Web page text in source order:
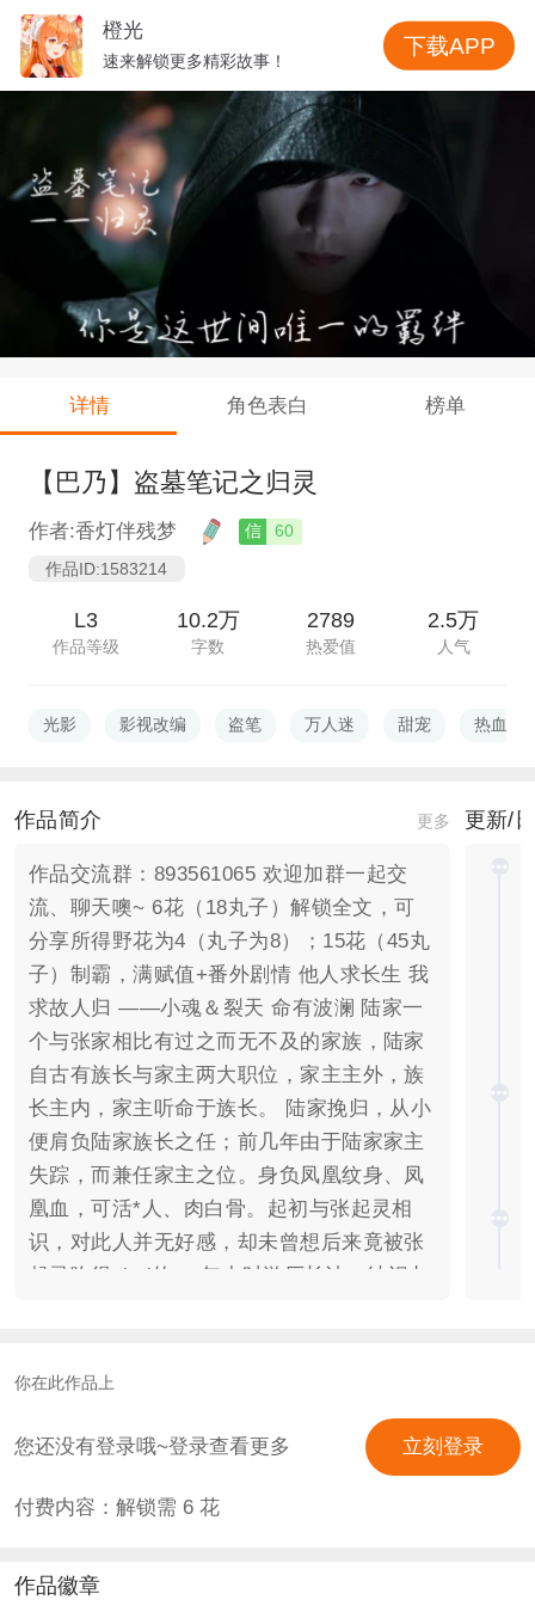
详情 角色表白 榜单
【巴乃】盗墓笔记之归灵
作者:香灯伴残梦 信
60
作品ID:1583214
L3
作品等级
10.2万
字数
2789
热爱值
2.5万
人气
光影 影视改编 盗笔 万人迷 甜宠 热血高
作品简介 更多
作品交流群：893561065 欢迎加群一起交
流、聊天噢~ 6花（18丸子）解锁全文，可
分享所得野花为4（丸子为8）；15花（45丸
子）制霸，满赋值+番外剧情 他人求长生 我
求故人归 ——小魂＆裂天 命有波澜 陆家一
个与张家相比有过之而无不及的家族，陆家
自古有族长与家主两大职位，家主主外，族
长主内，家主听命于族长。 陆家挽归，从小
便肩负陆家族长之任；前几年由于陆家家主
失踪，而兼任家主之位。身负凤凰纹身、凤
凰血，可活*人、肉白骨。起初与张起灵相
识，对此人并无好感，却未曾想后来竟被张
起灵吃得si si的。 年少时游历长沙，结识九
张启山关系慎密，因而与张启山决裂……但
如今对九门和新月饭店颇为关照。 背景介绍
完毕了。有一部分私设（张起灵1883年11月
1日出生）。改编自《盗墓笔记》系列小说
点”心狠手辣”、强势（毕竟是当族长的人，
更新/
你在此作品上
您还没有登录哦~登录查看更多 立刻登录
付费内容：解锁需 6花
作品徽章
橙光
速来解锁更多精彩故事！
下载APP